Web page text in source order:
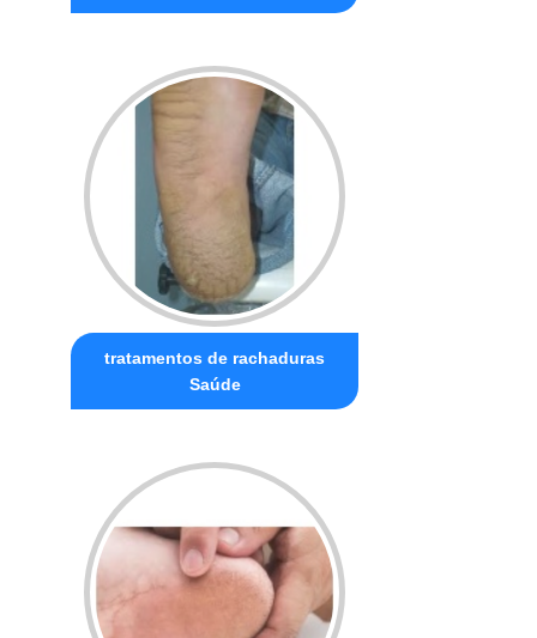
tratamentos de rachaduras
Saúde